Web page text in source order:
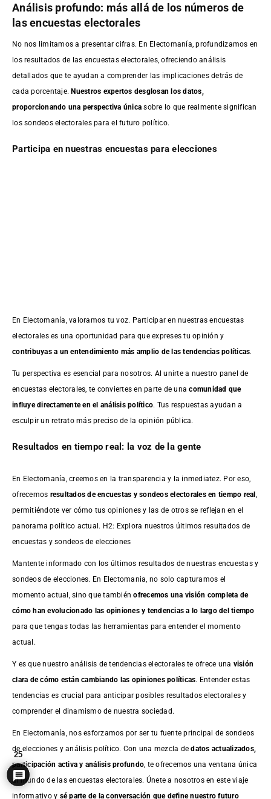
Análisis profundo: más allá de los números de
las encuestas electorales
No nos limitamos a presentar cifras. En Electomanía, profundizamos en
los resultados de las encuestas electorales, ofreciendo análisis
detallados que te ayudan a comprender las implicaciones detrás de
cada porcentaje.Nuestros expertos desglosan los datos,
proporcionando una perspectiva única sobre lo que realmente significan
los sondeos electorales para el futuro político.
Participa en nuestras encuestas para elecciones
En Electomanía, valoramos tu voz. Participar en nuestras encuestas
electorales es una oportunidad para que expreses tu opinión y
contribuyas a un entendimiento más amplio de las tendencias políticas.
Tu perspectiva es esencial para nosotros. Al unirte a nuestro panel de
encuestas electorales, te conviertes en parte de unacomunidad que
influye directamente en el análisis político. Tus respuestas ayudan a
esculpir un retrato más preciso de la opinión pública.
Resultados en tiempo real: la voz de la gente
En Electomanía, creemos en la transparencia y la inmediatez. Por eso,
ofrecemos resultados deencuestas y sondeos electorales en tiempo real
permitiéndote ver cómo tus opiniones y las de otros se reflejan en el
panorama político actual. H2: Explora nuestros últimos resultados de
encuestas y sondeos de elecciones
Mantente informado con los últimos resultados de nuestras encuestasy
sondeos de elecciones. En Electomania, no solo capturamos el
momento actual, sino que tambiénofrecemos una visión completa de
cómo han evolucionado las opiniones y tendencias a lo largo del tiempo
para que tengas todas las herramientas para entender el momento
actual.
Y es que nuestro análisis de tendencias electorales te ofrece una visión
clara de cómo están cambiando las opiniones políticas. Entender estas
tendencias es crucial para anticipar posibles resultados electorales y
comprender el dinamismo de nuestra sociedad.
En Electomanía, nos esforzamos por ser tu fuente principal de sondeos
de elecciones y análisis político. Con una mezcla dedatos actualizados,
participación activa y análisis profundo , te ofrecemos una ventana única
al mundo de las encuestas electorales. Únete a nosotros en este viaje
informativo y sé parte de la conversación que define nuestro futuro
25